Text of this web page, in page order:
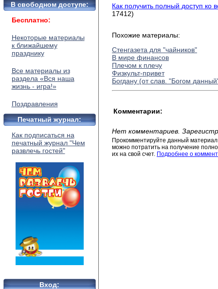
В свободном доступе:
Бесплатно:
Некоторые материалы
к ближайшему
празднику
Все материалы из
раздела «Вся наша
жизнь - игра!»
Поздравления
Печатный журнал:
Как подписаться на
печатный журнал "Чем
развлечь гостей"
Вход:
Как получить полный доступ ко
17412)
Похожие материалы:
Стенгазета для "чайников"
В мире финансов
Плечом к плечу
Физкульт-привет
Богдану (от слав. "Богом
Комментарии:
Нет комментариев.
Прокомментируйте данный
можно потратить на получение
их на свой счет. Подробнее о